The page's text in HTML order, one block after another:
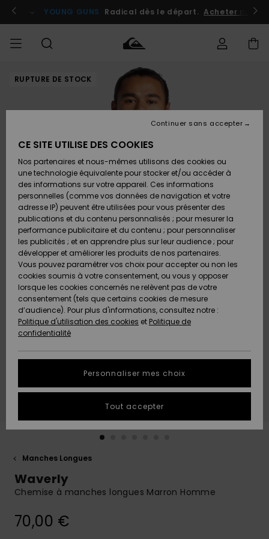
l'information
le
Se connecter / s'inscrire
YOUNG GUNS Radical dès le départ. Acheter
HOMME Vêtements
Chaussures
& Tongs
Surf
Snow
Nouveautés
A
Découvrir
Vêtements
Chaussures
& Tongs
Surf
Snow
Nouveautés
A
Découvrir
FEMME
Shop
A
Découvrir
Snow
SURF
Surf
Homme
Surf
Shop
Enfant
Highlights
Communauté
SNOW
Snow
Homme
Snow
Shop
Enfant
Snow
Shop
Femme
A
Découvrir
Communauté
OUTLET
Outlet
Homme
Enfant
Outlet
Femme
AIDE &
CONTACT
Accéder à
commande
Retours
Paiement
Carte
Cadeau
Quiksilver
Freedom
Protection
des
tailles
conversation
obtenir la
à votre
MAGASINS
QUIKSILVER
RUPTURE DE STOCK
Manches Longues
Waverly
Chemise à manches longues Marron Homme
70,00 €
CE SITE UTILISE DES COOKIES
Nos partenaires et nous-mêmes utilisons des cookies ou
une technologie équivalente pour stocker et/ou accéder à
des informations sur votre appareil. Ces informations
personnelles (comme vos données de navigation et votre
adresse IP) peuvent être utilisées pour vous présenter des
publications et du contenu personnalisés ; pour mesurer la
performance publicitaire et du contenu ; pour personnaliser
les publicités ; et en apprendre plus sur leur audience ; pour
développer et améliorer les produits de nos partenaires.
Vous pouvez paramétrer vos choix pour accepter ou non les
cookies soumis à votre consentement, ou vous y opposer
lorsque les cookies concernés ne relèvent pas de votre
consentement (tels que certains cookies de mesure
d’audience). Pour plus d'informations, consultez notre :
Politique d'utilisation des cookies et Politique de
confidentialité
Personnaliser mes choix
Continuer sans accepter
Tout accepter